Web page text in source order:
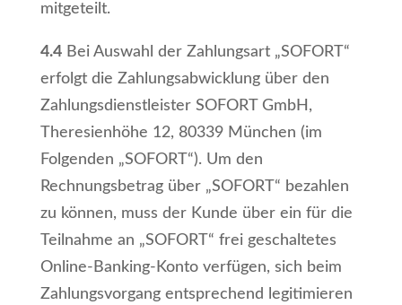
mitgeteilt.
4.4Bei Auswahl der Zahlungsart „SOFORT“
erfolgt die Zahlungsabwicklung über den
Zahlungsdienstleister SOFORT GmbH,
Theresienhöhe 12, 80339 München (im
Folgenden „SOFORT“). Um den
Rechnungsbetrag über „SOFORT“ bezahlen
zu können, muss der Kunde über ein für die
Teilnahme an „SOFORT“ frei geschaltetes
Online-Banking-Konto verfügen, sich beim
Zahlungsvorgang entsprechend legitimieren